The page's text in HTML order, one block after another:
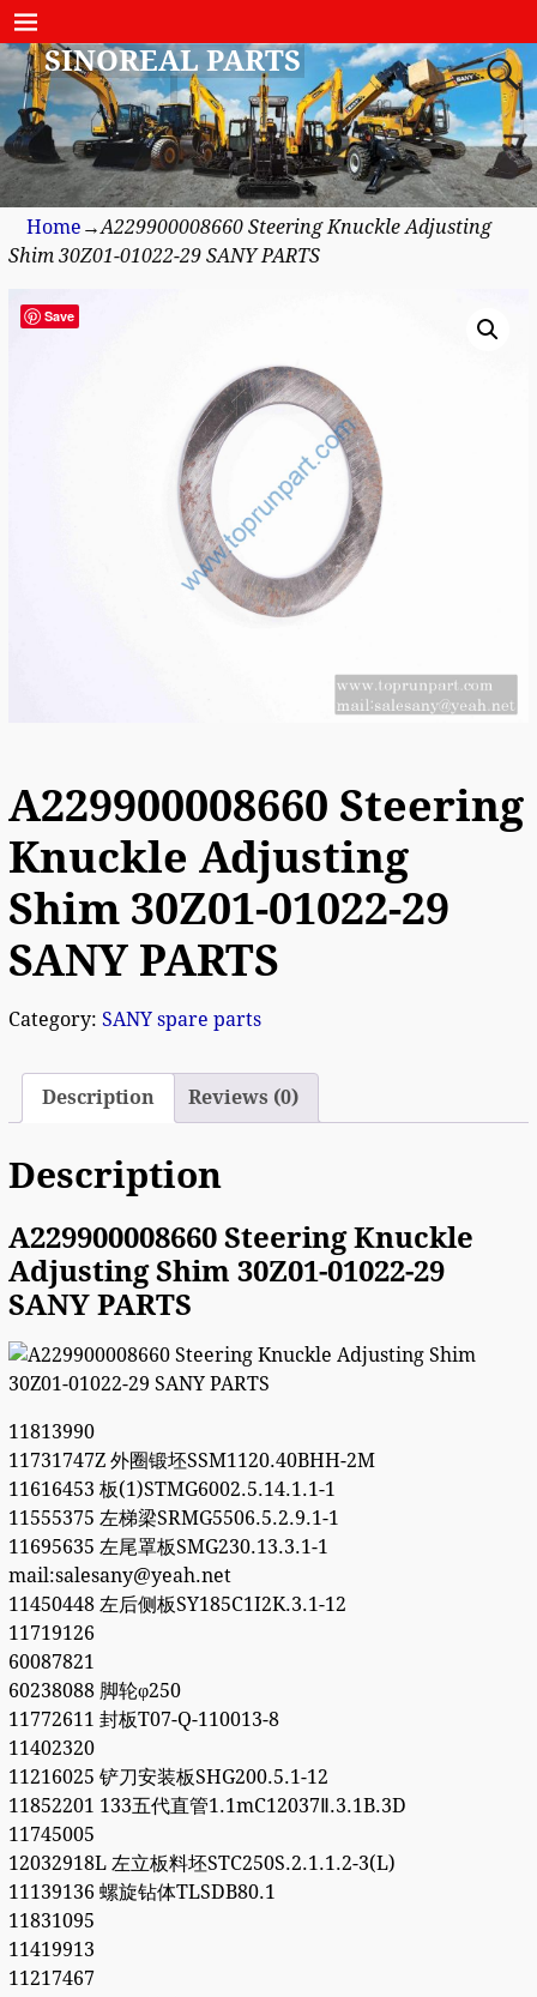
SINOREAL PARTS
Home →A229900008660 Steering Knuckle Adjusting
Shim 30Z01-01022-29 SANY PARTS
Save
A229900008660 Steering
Knuckle Adjusting
Shim 30Z01-01022-29
SANY PARTS
Category: SANY spare parts
Description Reviews (0)
Description
A229900008660 Steering Knuckle
Adjusting Shim 30Z01-01022-29
SANY PARTS
11813990
11731747Z 外圈锻坯SSM1120.40BHH-2M
11616453 板(1)STMG6002.5.14.1.1-1
11555375 左梯梁SRMG5506.5.2.9.1-1
11695635 左尾罩板SMG230.13.3.1-1
mail:salesany@yeah.net
11450448 左后侧板SY185C1I2K.3.1-12
11719126
60087821
60238088 脚轮φ250
11772611 封板T07-Q-110013-8
11402320
11216025 铲刀安装板SHG200.5.1-12
11852201 133五代直管1.1mC12037Ⅱ.3.1B.3D
11745005
12032918L 左立板料坯STC250S.2.1.1.2-3(L)
11139136 螺旋钻体TLSDB80.1
11831095
11419913
11217467